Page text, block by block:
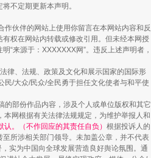
养老服务师职业资格制度暂行规定
不定期更新本声明。
作伙伴的网站上使用你留言在本网站内容和反
权在网站内转载或修改引用。但未经本网授
“来源于：XXXXXXX网”。违反上述声明者，
律、法规、政策及文化和展示国家的国际形
/大众/民众/全民勇于担任文化使者与和平使
部份作品内容，涉及个人或单位版权和其它
网根据有关法律法规规定，为维护举报人和
。（不作回应的其责任自负） 根据投诉人的
所涉相关部门领导。未加盖公章，并不代表
实为中国向全球发展营造良好舆论氛围。通